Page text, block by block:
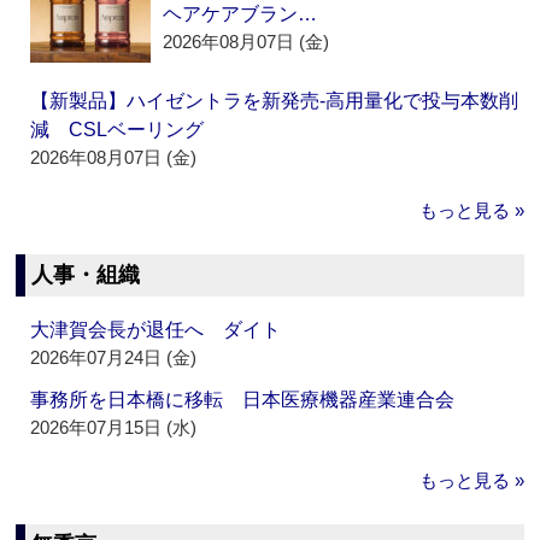
ヘアケアブラン…
2026年08月07日 (金)
【新製品】ハイゼントラを新発売‐高用量化で投与本数削
減 CSLベーリング
2026年08月07日 (金)
もっと見る »
人事・組織
大津賀会長が退任へ ダイト
2026年07月24日 (金)
事務所を日本橋に移転 日本医療機器産業連合会
2026年07月15日 (水)
もっと見る »